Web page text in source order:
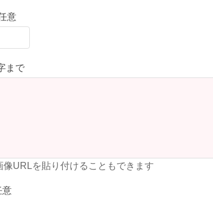
意
まで
URLを貼り付けることもできます
意